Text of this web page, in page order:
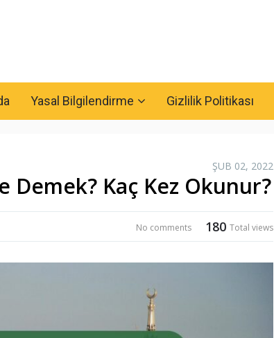
Yasal Bilgilendirme Gizlilik Politikası
ŞUB 02, 2022
Demek? Kaç Kez Okunur?
180 Total views
No comments